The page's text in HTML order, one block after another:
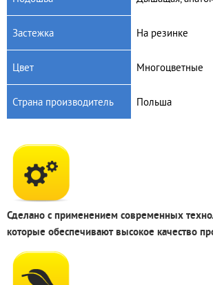
Застежка На резинке
Цвет Многоцветные
Страна производитель Польша
Сделано с применением современных
которые обеспечивают высокое качество